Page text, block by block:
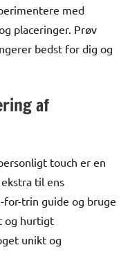
med
placeringer. Prøv
bedst for dig og
af
touch er en
til ens
trin guide og bruge
og hurtigt
unikt og